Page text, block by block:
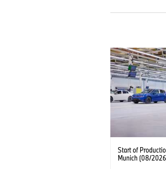
Start of
Munich (08/